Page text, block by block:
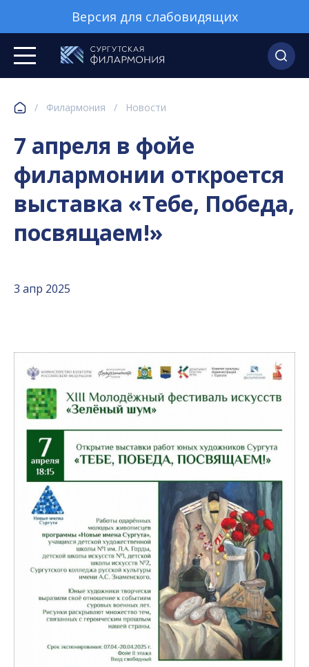
Версия для слабовидящих
/ Филармония / Новости
7 апреля в фойе
филармонии откроется
выставка «Тебе, Победа,
посвящаем!»
3 апр 2025